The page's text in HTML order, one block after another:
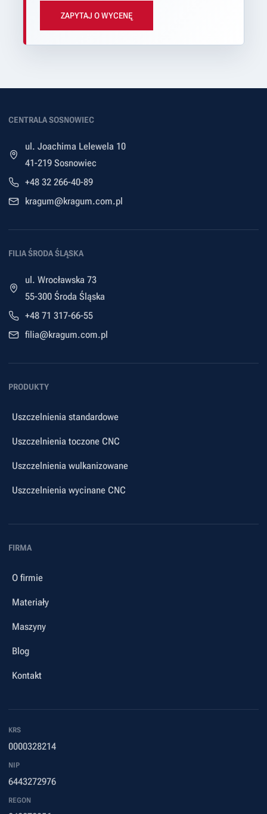
ZAPYTAJ O WYCENĘ
CENTRALA SOSNOWIEC
ul. Joachima Lelewela 10
41-219 Sosnowiec
+48 32 266-40-89
kragum@kragum.com.pl
FILIA ŚRODA ŚLĄSKA
ul. Wrocławska 73
55-300 Środa Śląska
+48 71 317-66-55
filia@kragum.com.pl
PRODUKTY
Uszczelnienia standardowe
Uszczelnienia toczone CNC
Uszczelnienia wulkanizowane
Uszczelnienia wycinane CNC
FIRMA
O firmie
Materiały
Maszyny
Blog
Kontakt
KRS
0000328214
NIP
6443272976
REGON